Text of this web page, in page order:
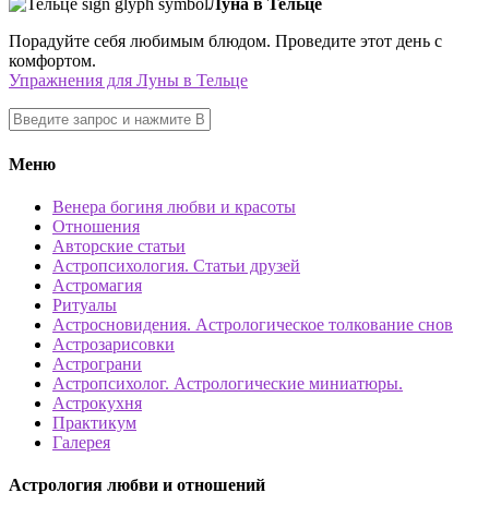
Луна в Тельце
Порадуйте себя любимым блюдом. Проведите этот день с
комфортом.
Упражнения для Луны в Тельце
Меню
Венера богиня любви и красоты
Отношения
Авторские статьи
Астропсихология. Статьи друзей
Астромагия
Ритуалы
Астросновидения. Астрологическое толкование снов
Астрозарисовки
Астрограни
Астропсихолог. Астрологические миниатюры.
Астрокухня
Практикум
Галерея
Астрология любви и отношений